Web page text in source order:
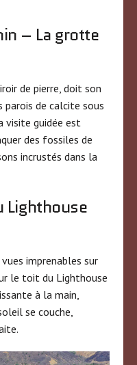
– La grotte
de pierre, doit son
de calcite sous
visite guidée est
des fossiles de
incrustés dans la
Lighthouse
imprenables sur
le toit du Lighthouse
à la main,
se couche,